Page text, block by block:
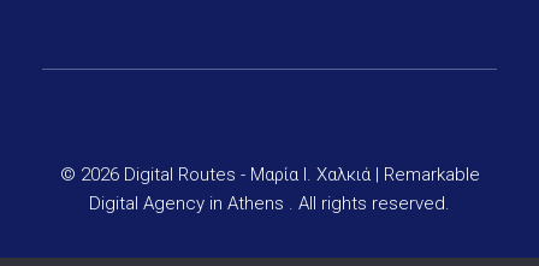
© 2026 Digital Routes - Μαρία Ι. Χαλκιά | Remarkable
Digital Agency in Athens . All rights reserved.